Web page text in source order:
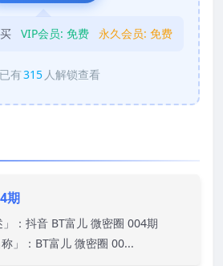
VIP会员: 免费 永久会员: 免费
已有315 人解锁查看
期
：抖音 BT富儿 微密圈 004期
称」：BT富儿 微密圈 00...